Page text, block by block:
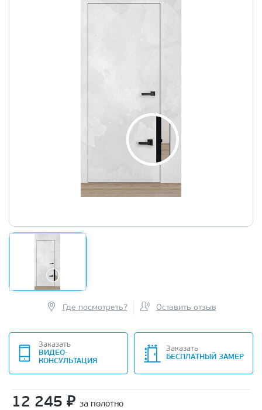
Где посмотреть? Оставить отзыв
Заказать
ВИДЕО-
КОНСУЛЬТАЦИЯ
Заказать
БЕСПЛАТНЫЙ ЗАМЕР
12 245 ₽ за полотно